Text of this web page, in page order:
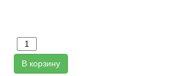
В корзину